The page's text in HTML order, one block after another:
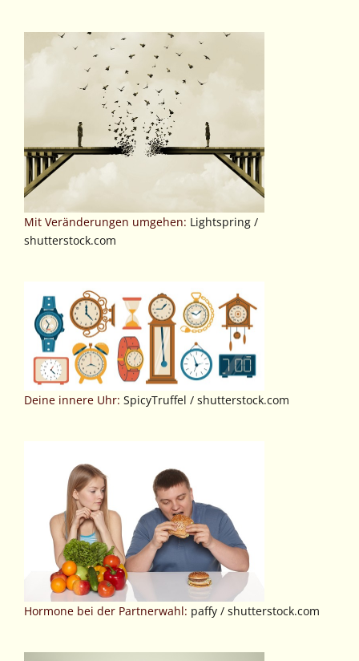
Mit Veränderungen umgehen: Lightspring /
shutterstock.com
Deine innere Uhr: SpicyTruffel / shutterstock.com
Hormone bei der Partnerwahl: paffy / shutterstock.com